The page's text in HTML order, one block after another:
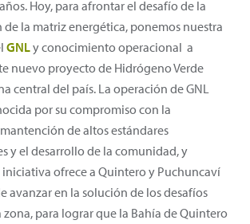
Hoy, para afrontar el desafío de la
la matriz energética, ponemos nuestra
GNLy conocimiento operacional a
nuevo proyecto de Hidrógeno Verde
central del país. La operación de GNL
por su compromiso con la
de altos estándares
y el desarrollo de la comunidad, y
iniciativa ofrece a Quintero y Puchuncaví
avanzar en la solución de los desafíos
para lograr que la Bahía de Quintero